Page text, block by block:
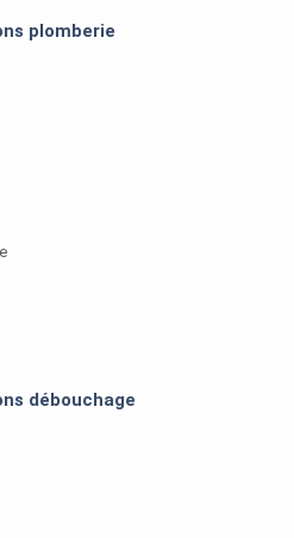
plomberie
débouchage